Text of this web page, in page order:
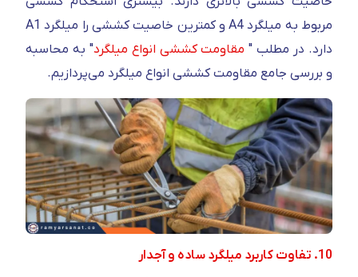
مربوط به میلگرد A4 و کمترین خاصیت کششی را میلگرد A1
دارد. در مطلب " مقاومت کششی انواع میلگرد" به محاسبه
و بررسی جامع مقاومت کششی انواع میلگرد می‌پردازیم.
10. تفاوت کاربرد میلگرد ساده و آجدار